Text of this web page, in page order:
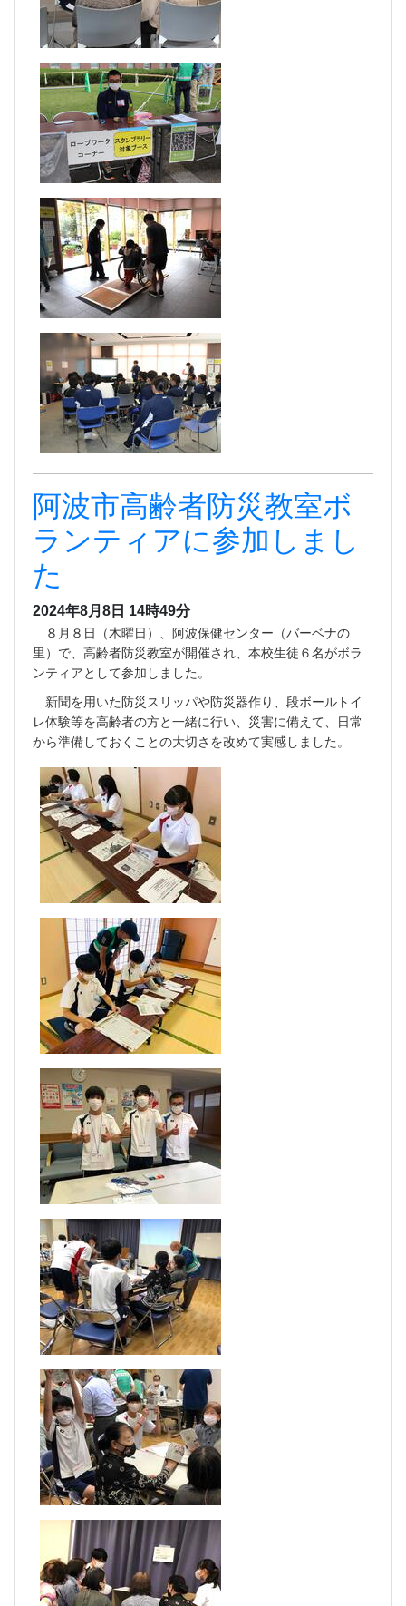
阿波市高齢者防災教室ボ
ランティアに参加しまし
た
2024年8月8日 14時49分
８月８日（木曜日）、阿波保健センター（バーベナの
里）で、高齢者防災教室が開催され、本校生徒６名がボラ
ンティアとして参加しました。
新聞を用いた防災スリッパや防災器作り、段ボールトイ
レ体験等を高齢者の方と一緒に行い、災害に備えて、日常
から準備しておくことの大切さを改めて実感しました。